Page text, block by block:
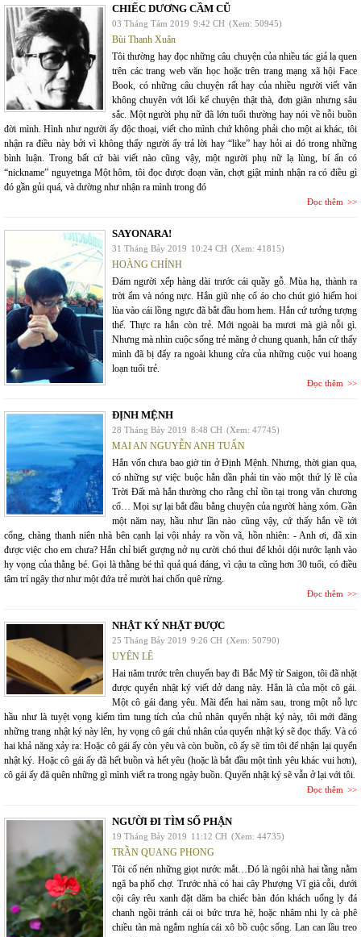
CHIẾC DƯƠNG CẦM CŨ
03 Tháng Tám 2019 9:42 CH (Xem: 50945)
Bùi Thanh Xuân
Tôi thường hay đọc những câu chuyện của nhiều tác giả lạ quen
trên các trang web văn học hoặc trên trang mạng xã hội Face
Book, có những câu chuyện rất hay của nhiều người viết văn
không chuyên với lối kể chuyện thật thà, đơn giãn nhưng sâu
sắc. Một người phụ nữ đã lớn tuổi thường hay nói về nỗi buồn
đời mình. Hình như người ấy độc thoại, viết cho mình chứ không phải cho một ai khác, tôi
nhận ra điều này bởi vì không thấy người ấy trả lời hay “like” hay hỏi ai đó trong những
bình luận. Trong bất cứ bài viết nào cũng vậy, một người phụ nữ lạ lùng, bí ẩn có
“nickname” nguyetnga Một hôm, tôi đọc được đoạn văn, chợt giật mình nhận ra có điều gì
đó gần gủi quá, và dường như nhận ra mình trong đó
Đọc thêm
SAYONARA!
31 Tháng Bảy 2019 10:24 CH (Xem: 41815)
HOÀNG CHÍNH
Đám người xếp hàng dài trước cái quầy gỗ. Mùa hạ, thành ra
trời ẩm và nóng nực. Hắn giũ nhẹ cổ áo cho chút gió hiếm hoi
lùa vào cái lồng ngực đã bắt đầu hom hem. Hắn cứ tưởng tượng
thế. Thực ra hắn còn trẻ. Mới ngoài ba mươi mà già nỗi gì.
Nhưng mà nhìn cuộc sống trẻ măng ở chung quanh, hắn cứ thấy
mình đã bị đẩy ra ngoài khung cửa của những cuộc vui hoang
loạn tuổi trẻ.
Đọc thêm
ĐỊNH MỆNH
28 Tháng Bảy 2019 8:48 CH (Xem: 47745)
MAI AN NGUYỄN ANH TUẤN
Hắn vốn chưa bao giờ tin ở Định Mệnh. Nhưng, thời gian qua,
có những sự việc buộc hắn dần phải tin vào một thứ lý lẽ của
Trời Đất mà hắn thường cho rằng chỉ tồn tại trong văn chương
cổ… Mọi sự lại bắt đầu bằng chuyện của người hàng xóm. Gần
một năm nay, hầu như lần nào cũng vậy, cứ thấy hắn về tới
cổng, chàng thanh niên nhà bên cạnh lại vội nhảy ra vồn vã, hồn nhiên: - Anh ơi, đã xin
được việc cho em chưa? Hắn chỉ biết gượng nở nụ cười chó thui để khỏi dội nước lạnh vào
hy vọng của thằng bé. Gọi là thằng bé thì quả quá đáng, vì cậu ta cũng hơn 30 tuổi, có điều
tâm trí ngây thơ như một đứa trẻ mười hai chốn quê rừng.
Đọc thêm
NHẬT KÝ NHẶT ĐƯỢC
25 Tháng Bảy 2019 9:26 CH (Xem: 50790)
UYÊN LÊ
Hai năm trước trên chuyến bay đi Bắc Mỹ từ Saigon, tôi đã nhặt
được quyển nhật ký viết dở dang này. Hẳn là của một cô gái.
Một cô gái đang yêu. Mãi đến hai năm sau, trong một nỗ lực
hầu như là tuyệt vọng kiếm tìm tung tích của chủ nhân quyển nhật ký này, tôi mới đăng
những trang nhật ký này lên, hy vọng cô gái chủ nhân của quyển nhật ký sẽ đọc thấy. Và có
hai khả năng xảy ra: Hoặc cô gái ấy còn yêu và còn buồn, cô ấy sẽ tìm tôi để nhận lại quyển
nhật ký. Hoặc cô gái ấy đã hết buồn và hết yêu (hoặc là bắt đầu một tình yêu khác vui hơn),
cô gái ấy đã quên những gì mình viết ra trong ngày buồn. Quyển nhật ký sẽ vẫn ở lại với tôi.
Đọc thêm
NGƯỜI ĐI TÌM SỐ PHẬN
19 Tháng Bảy 2019 11:12 CH (Xem: 44735)
TRẦN QUANG PHONG
Tôi cố nén những giọt nước mắt…Đó là ngôi nhà hai tầng nằm
ngã ba phố chợ. Trước nhà có hai cây Phượng Vĩ già cỗi, dưới
cội cây rêu xanh đặt dăm ba chiếc bàn đón khách uống ly đá
chanh ngồi tránh cái oi bức trưa hè, hoặc nhâm nhi ly cà phê
chiều tàn mà ngắm nghía cái xô bồ cuộc sống. Lan can lầu treo